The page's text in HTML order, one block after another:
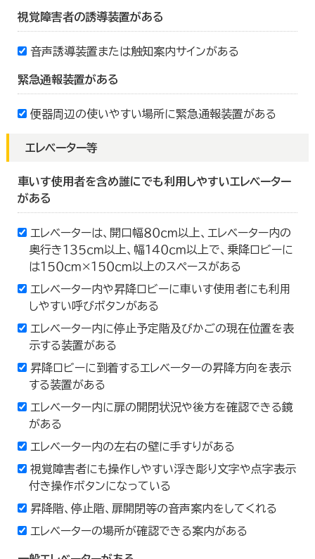
視覚障害者の誘導装置がある
音声誘導装置または触知案内サインがある
緊急通報装置がある
便器周辺の使いやすい場所に緊急通報装置がある
エレベーター等
車いす使用者を含め誰にでも利用しやすいエレベーター
がある
エレベーターは、開口幅８０ｃｍ以上、エレベーター内の
奥行き１３５ｃｍ以上、幅１４０ｃｍ以上で、乗降ロビーに
は１５０ｃｍ×１５０ｃｍ以上のスペースがある
エレベーター内や昇降ロビーに車いす使用者にも利用
しやすい呼びボタンがある
エレベーター内に停止予定階及びかごの現在位置を表
示する装置がある
昇降ロビーに到着するエレベーターの昇降方向を表示
する装置がある
エレベーター内に扉の開閉状況や後方を確認できる鏡
がある
エレベーター内の左右の壁に手すりがある
視覚障害者にも操作しやすい浮き彫り文字や点字表示
付き操作ボタンになっている
昇降階、停止階、扉開閉等の音声案内をしてくれる
エレベーターの場所が確認できる案内がある